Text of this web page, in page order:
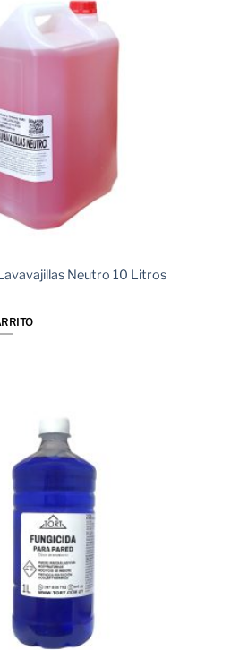
Neutro 10 Litros